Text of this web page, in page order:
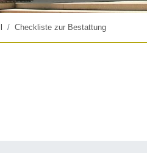
Checkliste zur Bestattung